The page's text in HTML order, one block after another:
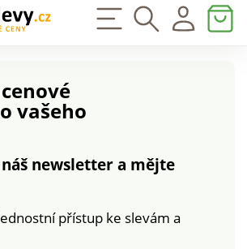
vašeho
newsletter a mějte
přístup ke slevám a